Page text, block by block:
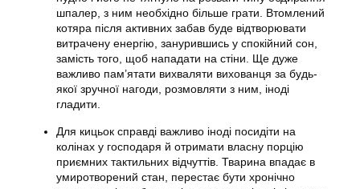
шпалер, з ним необхідно більше грати. Втомлений
котяра після активних забав буде відтворювати
витрачену енергію, занурившись у спокійний сон,
замість того, щоб нападати на стіни. Ще дуже
важливо пам’ятати вихваляти вихованця за будь-
якої зручної нагоди, розмовляти з ним, іноді
гладити.
Для кицьок справді важливо іноді посидіти на
колінах у господаря й отримати власну порцію
приємних тактильних відчуттів. Тварина впадає в
умиротворений стан, перестає бути хронічно